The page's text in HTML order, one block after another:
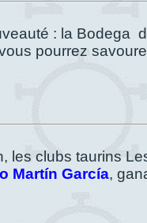
: la Bodega
pourrez
les clubs taurins
Martín García,